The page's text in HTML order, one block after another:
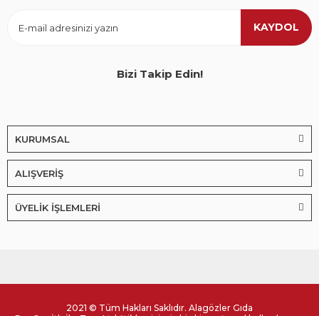
KAYDOL
Bizi Takip Edin!
KURUMSAL
ALIŞVERİŞ
ÜYELİK İŞLEMLERİ
2021 © Tüm Hakları Saklıdır. Alagözler Gıda